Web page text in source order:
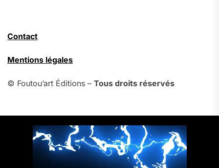
Contact
Mentions légales
© Foutou’art Éditions – Tous droits réservés